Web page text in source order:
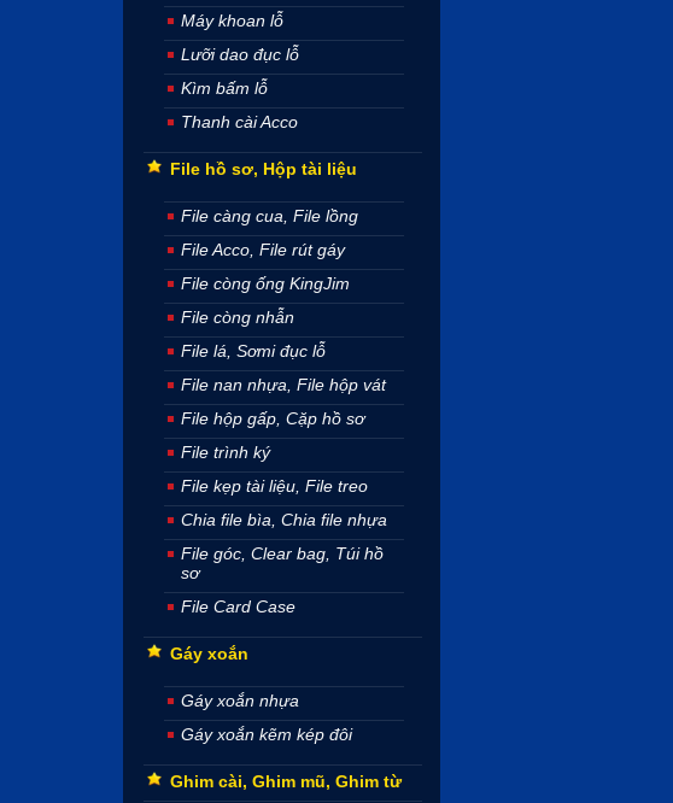
Máy khoan lỗ
Lưỡi dao đục lỗ
Kìm bấm lỗ
Thanh cài Acco
File hồ sơ, Hộp tài liệu
File càng cua, File lồng
File Acco, File rút gáy
File còng ống KingJim
File còng nhẫn
File lá, Sơmi đục lỗ
File nan nhựa, File hộp vát
File hộp gấp, Cặp hồ sơ
File trình ký
File kẹp tài liệu, File treo
Chia file bìa, Chia file nhựa
File góc, Clear bag, Túi hồ
sơ
File Card Case
Gáy xoắn
Gáy xoắn nhựa
Gáy xoắn kẽm kép đôi
Ghim cài, Ghim mũ, Ghim từ